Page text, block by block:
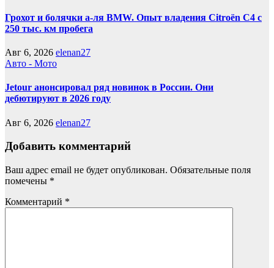
Грохот и болячки а-ля BMW. Опыт владения Citroёn C4 с
250 тыс. км пробега
Авг 6, 2026 elenan27
Авто - Мото
Jetour анонсировал ряд новинок в России. Они
дебютируют в 2026 году
Авг 6, 2026 elenan27
Добавить комментарий
Ваш адрес email не будет опубликован. Обязательные поля
помечены *
Комментарий *